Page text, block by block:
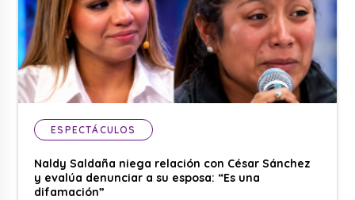
ESPECTÁCULOS
Naldy Saldaña niega relación con César Sánchez
y evalúa denunciar a su esposa: “Es una
difamación”